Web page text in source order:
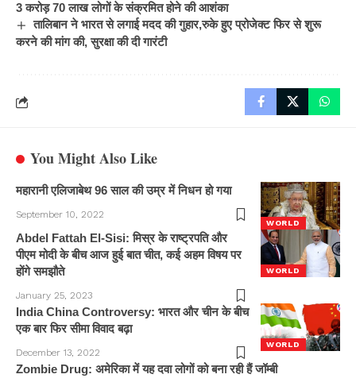
3 करोड़ 70 लाख लोगों के संक्रमित होने की आशंका
तालिबान ने भारत से लगाई मदद की गुहार,रुके हुए प्रोजेक्ट फिर से शुरू
करने की मांग की, सुरक्षा की दी गारंटी
You Might Also Like
WORLD
महारानी एलिजाबेथ 96 साल की उम्र में निधन हो गया
September 10, 2022
WORLD
Abdel Fattah El-Sisi: मिस्र के राष्ट्रपति और
पीएम मोदी के बीच आज हुई बात चीत, कई अहम विषय पर
होंगे समझौते
January 25, 2023
WORLD
India China Controversy: भारत और चीन के बीच
एक बार फिर सीमा विवाद बढ़ा
December 13, 2022
Zombie Drug: अमेरिका में यह दवा लोगों को बना रही हैं जॉम्बी